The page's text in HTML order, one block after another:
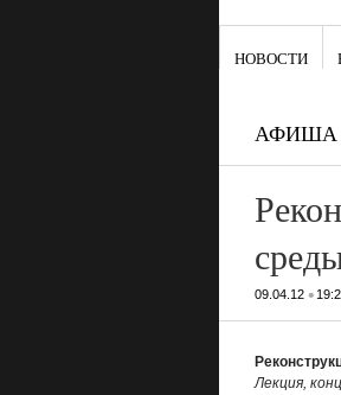
НОВОСТИ
АФИША
09.04.12•
Лекция,